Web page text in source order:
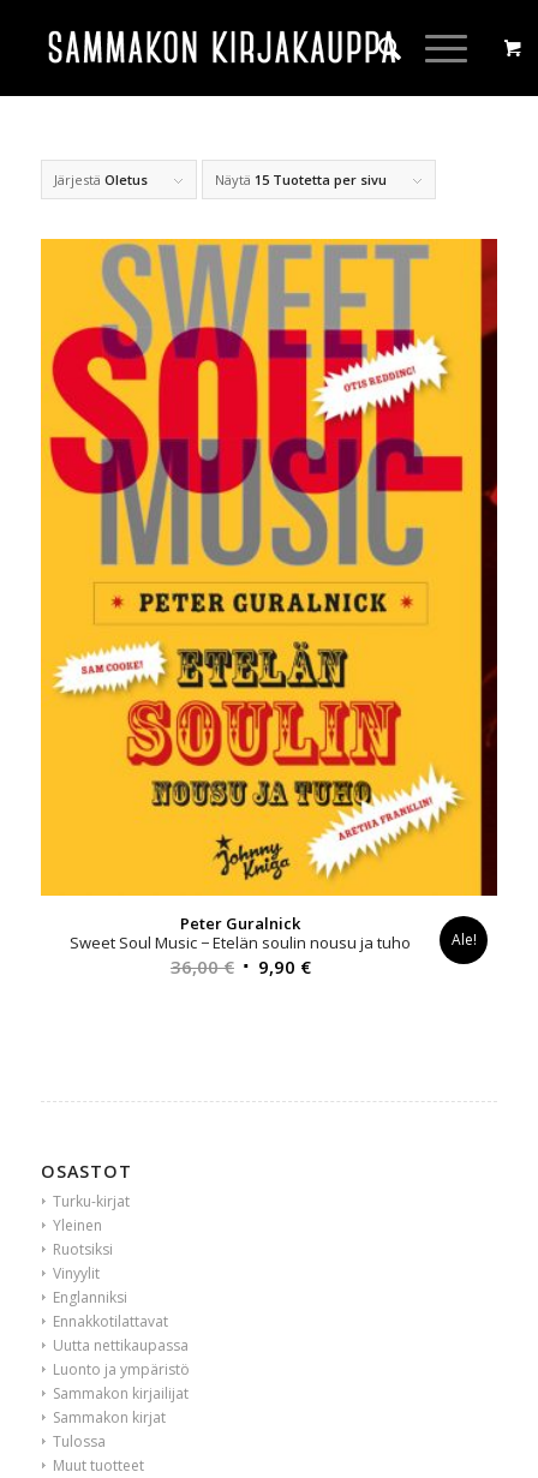
Järjestä Oletus Näytä 15 Tuotetta per sivu
Peter Guralnick
Sweet Soul Music − Etelän soulin nousu ja tuho
36,00€ Alkuperäinen
9,90 €Nykyinen
Ale!
OSASTOT
Turku-kirjat
Yleinen
Ruotsiksi
Vinyylit
Englanniksi
Ennakkotilattavat
Uutta nettikaupassa
Luonto ja ympäristö
Sammakon kirjailijat
Sammakon kirjat
Tulossa
Muut tuotteet